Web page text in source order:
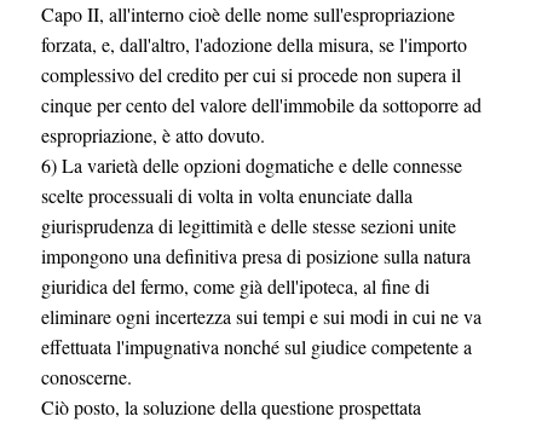
Capo II, all'interno cioè delle nome sull'espropriazione
forzata, e, dall'altro, l'adozione della misura, se l'importo
complessivo del credito per cui si procede non supera il
cinque per cento del valore dell'immobile da sottoporre ad
espropriazione, è atto dovuto.
6) La varietà delle opzioni dogmatiche e delle connesse
scelte processuali di volta in volta enunciate dalla
giurisprudenza di legittimità e delle stesse sezioni unite
impongono una definitiva presa di posizione sulla natura
giuridica del fermo, come già dell'ipoteca, al fine di
eliminare ogni incertezza sui tempi e sui modi in cui ne va
effettuata l'impugnativa nonché sul giudice competente a
conoscerne.
Ciò posto, la soluzione della questione prospettata